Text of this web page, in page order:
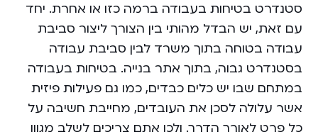
סטנדרט בטיחות בעבודה ברמה כזו או אחרת. יחד
עם זאת, יש הבדל מהותי בין הצורך ליצור סביבת
עבודה בטוחה בתוך משרד לבין סביבת עבודה
בסטנדרט גבוה, בתוך אתר בנייה. בטיחות בעבודה
‏במתחם שבו יש כלים כבדים, כמו גם פעילות פיזית
אשר עלולה לסכן את העובדים, מחייבת חשיבה על
כל פרט לאורך הדרך. ולכן אתם צריכים לשלב מגוון